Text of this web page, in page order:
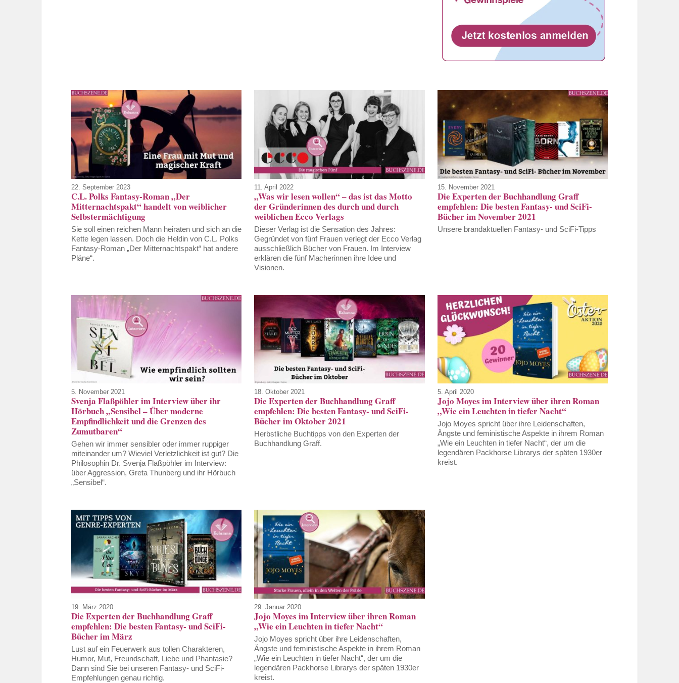
22. September 2023
C.L. Polks Fantasy-Roman „Der
Mitternachtspakt“ handelt von weiblicher
Selbstermächtigung
Sie soll einen reichen Mann heiraten und sich an die
Kette legen lassen. Doch die Heldin von C.L. Polks
Fantasy-Roman „Der Mitternachtspakt“ hat andere
Pläne“.
11. April 2022
„Was wir lesen wollen“ – das ist das Motto
der Gründerinnen des durch und durch
weiblichen Ecco Verlags
Dieser Verlag ist die Sensation des Jahres:
Gegründet von fünf Frauen verlegt der Ecco Verlag
ausschließlich Bücher von Frauen. Im Interview
erklären die fünf Macherinnen ihre Idee und
Visionen.
15. November 2021
Die Experten der Buchhandlung Graff
empfehlen: Die besten Fantasy- und SciFi-
Bücher im November 2021
Unsere brandaktuellen Fantasy- und SciFi-Tipps
5. November 2021
Svenja Flaßpöhler im Interview über ihr
Hörbuch „Sensibel – Über moderne
Empfindlichkeit und die Grenzen des
Zumutbaren“
Gehen wir immer sensibler oder immer ruppiger
miteinander um? Wieviel Verletzlichkeit ist gut? Die
Philosophin Dr. Svenja Flaßpöhler im Interview:
über Aggression, Greta Thunberg und ihr Hörbuch
„Sensibel“.
18. Oktober 2021
Die Experten der Buchhandlung Graff
empfehlen: Die besten Fantasy- und SciFi-
Bücher im Oktober 2021
Herbstliche Buchtipps von den Experten der
Buchhandlung Graff.
5. April 2020
Jojo Moyes im Interview über ihren Roman
„Wie ein Leuchten in tiefer Nacht“
Jojo Moyes spricht über ihre Leidenschaften,
Ängste und feministische Aspekte in ihrem Roman
„Wie ein Leuchten in tiefer Nacht“, der um die
legendären Packhorse Librarys der späten 1930er
kreist.
19. März 2020
Die Experten der Buchhandlung Graff
empfehlen: Die besten Fantasy- und SciFi-
Bücher im März
Lust auf ein Feuerwerk aus tollen Charakteren,
Humor, Mut, Freundschaft, Liebe und Phantasie?
Dann sind Sie bei unseren Fantasy- und SciFi-
Empfehlungen genau richtig.
29. Januar 2020
Jojo Moyes im Interview über ihren Roman
„Wie ein Leuchten in tiefer Nacht“
Jojo Moyes spricht über ihre Leidenschaften,
Ängste und feministische Aspekte in ihrem Roman
„Wie ein Leuchten in tiefer Nacht“, der um die
legendären Packhorse Librarys der späten 1930er
kreist.